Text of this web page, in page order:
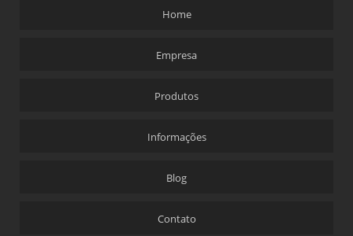
Home
Empresa
Produtos
Informações
Blog
Contato